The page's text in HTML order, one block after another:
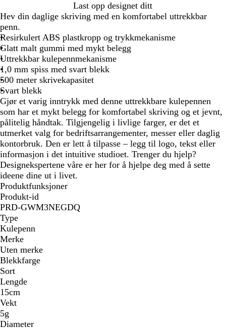
u
l
a
r
i
n
e
b
l
å
o
n
g
e
b
l
å
a
g
e
k
o
g
s
g
r
ø
n
n
o
s
a
u
n
e
ø
d
r
a
n
s
j
e
o
r
t
y
s
g
r
ø
n
n
Last opp designet ditt
Hev din daglige skriving med en komfortabel uttrekkbar
penn.
Resirkulert ABS plastkropp og trykkmekanisme
Glatt malt gummi med mykt belegg
Uttrekkbar kulepennmekanisme
1,0 mm spiss med svart blekk
500 meter skrivekapasitet
Svart blekk
Gjør et varig inntrykk med denne uttrekkbare kulepennen
som har et mykt belegg for komfortabel skriving og et jevnt,
pålitelig håndtak. Tilgjengelig i livlige farger, er det et
utmerket valg for bedriftsarrangementer, messer eller daglig
kontorbruk. Den er lett å tilpasse – legg til logo, tekst eller
informasjon i det intuitive studioet. Trenger du hjelp?
Designekspertene våre er her for å hjelpe deg med å sette
ideene dine ut i livet.
Produktfunksjoner
Produkt-id
PRD-GWM3NEGDQ
Type
Kulepenn
Merke
Uten merke
Blekkfarge
Sort
Lengde
15cm
Vekt
5g
Diameter